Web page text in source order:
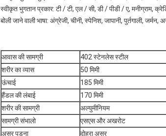
स्वीकृत भुगतान प्रकार: टी / टी, एल / सी, डी / पीडी / ए, मनीग्राम,
बोली जाने वाली भाषा: अंग्रेजी, चीनी, स्पेनिश, जापानी, पुर्तगाली, जर्मन,
आवास की सामग्री
402 स्टेनलेस स्टील
शरीर का व्यास
50 मिमी
ऊंचाई
185 मिमी
हैंडल की लंबाई
170 मिमी
शरीर की सामग्री
अल्युमीनियम
सामग्री संभालो
एसएस और अखरोट
असर पड़ना
दोहरा असर